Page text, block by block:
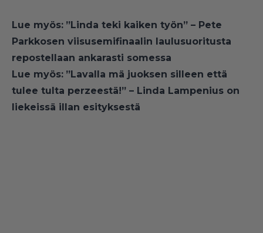
Lue myös: ”Linda teki kaiken työn” – Pete
Parkkosen viisusemifinaalin laulusuoritusta
repostellaan ankarasti somessa
Lue myös: ”Lavalla mä juoksen silleen että
tulee tulta perzeestä!” – Linda Lampenius on
liekeissä illan esityksestä